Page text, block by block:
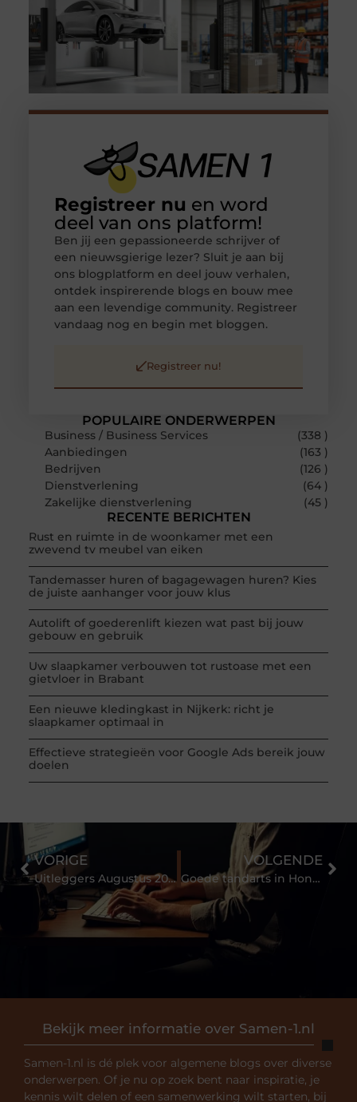
POPULAIRE ONDERWERPEN
Business / Business Services
(338 )
Aanbiedingen
(163 )
Bedrijven
(126 )
Dienstverlening
(64 )
Zakelijke dienstverlening
(45 )
RECENTE BERICHTEN
Rust en ruimte in de woonkamer met een
zwevend tv meubel van eiken
Tandemasser huren of bagagewagen huren? Kies
de juiste aanhanger voor jouw klus
Autolift of goederenlift kiezen wat past bij jouw
gebouw en gebruik
Uw slaapkamer verbouwen tot rustoase met een
gietvloer in Brabant
Een nieuwe kledingkast in Nijkerk: richt je
slaapkamer optimaal in
Effectieve strategieën voor Google Ads bereik jouw
doelen
Registreer nu en word
deel van ons platform!
Ben jij een gepassioneerde schrijver of
een nieuwsgierige lezer? Sluit je aan bij
ons blogplatform en deel jouw verhalen,
ontdek inspirerende blogs en bouw mee
aan een levendige community. Registreer
vandaag nog en begin met bloggen.
Registreer nu!
Bekijk meer informatie over Samen-1.nl
Samen-1.nl is dé plek voor algemene blogs over diverse
onderwerpen. Of je nu op zoek bent naar inspiratie, je
kennis wilt delen of een samenwerking wilt starten, bij
VORIGE
Uitleggers Augustus 2021: Alle soorten tablethouders
VOLGENDE
Goede tandarts in Hongarije aangeboden!